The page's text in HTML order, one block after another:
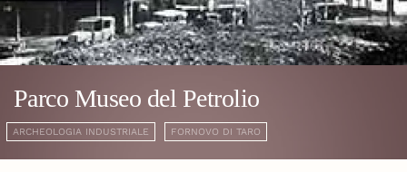
Parco Museo del Petrolio
ARCHEOLOGIA INDUSTRIALE FORNOVO DI TARO